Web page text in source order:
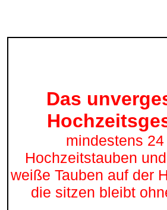
Das
mindestens
Hochzeitstauben
weiße Tauben auf der
die sitzen bleibt